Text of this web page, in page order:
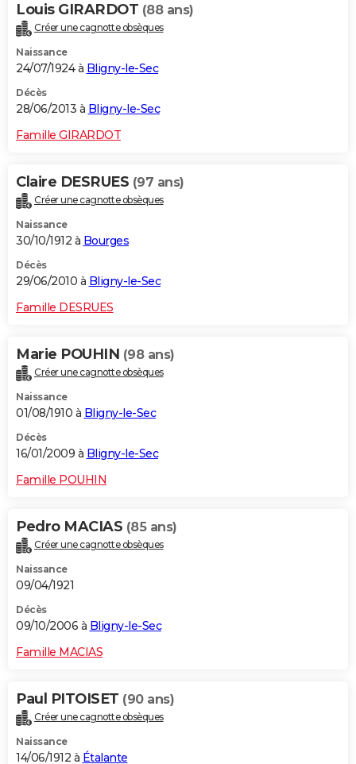
Louis GIRARDOT (88 ans)
Créer une cagnotte obsèques
Naissance
24/07/1924 à Bligny-le-Sec
Décès
28/06/2013 à Bligny-le-Sec
Famille GIRARDOT
Claire DESRUES (97 ans)
Créer une cagnotte obsèques
Naissance
30/10/1912 à Bourges
Décès
29/06/2010 à Bligny-le-Sec
Famille DESRUES
Marie POUHIN (98 ans)
Créer une cagnotte obsèques
Naissance
01/08/1910 à Bligny-le-Sec
Décès
16/01/2009 à Bligny-le-Sec
Famille POUHIN
Pedro MACIAS (85 ans)
Créer une cagnotte obsèques
Naissance
09/04/1921
Décès
09/10/2006 à Bligny-le-Sec
Famille MACIAS
Paul PITOISET (90 ans)
Créer une cagnotte obsèques
Naissance
14/06/1912 à Étalante